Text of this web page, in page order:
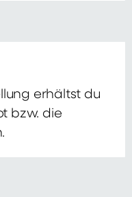
erhältst du
bzw. die